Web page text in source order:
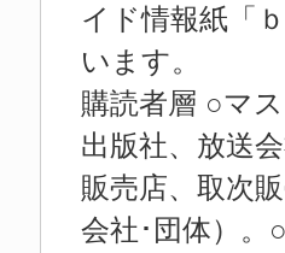
イド情報紙「
います。
購読者層 ○マ
出版社、放送
販売店、取次
会社･団体）。